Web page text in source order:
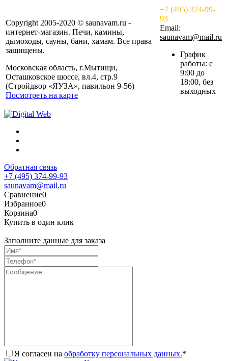
Copyright 2005-2020 © saunavam.ru -
интернет-магазин. Печи, камины,
дымоходы, сауны, бани, хамам. Все права
защищены.
Московская область, г.Мытищи,
Осташковское шоссе, вл.4, стр.9
(Стройдвор «ЯУЗА», павильон 9-56)
Посмотреть на карте
+7 (495) 374-99-
93
Email:
saunavam@mail.ru
График
работы: с
9:00 до
18:00, без
выходных
Обратная связь
+7 (495) 374-99-93
saunavam@mail.ru
Сравнение0
Избранное0
Корзина0
Купить в один клик
Заполните данные для заказа
Я согласен на обработку персональных данных.*